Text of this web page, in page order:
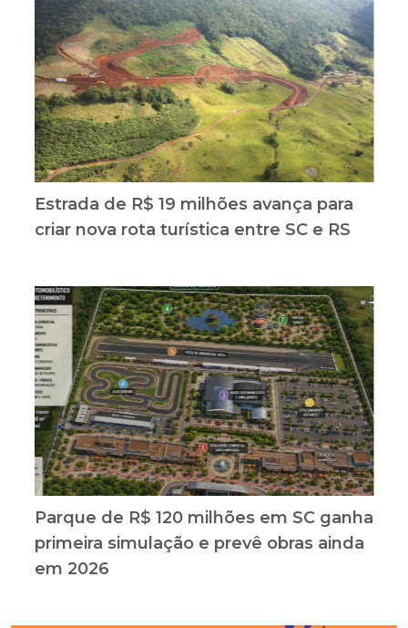
Estrada de R$ 19 milhões avança para
criar nova rota turística entre SC e RS
Parque de R$ 120 milhões em SC ganha
primeira simulação e prevê obras ainda
em 2026